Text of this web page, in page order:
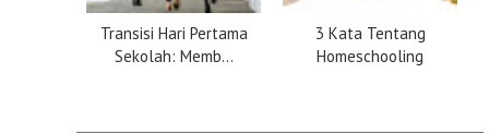
Transisi Hari Pertama
Sekolah: Memb...
3 Kata Tentang
Homeschooling